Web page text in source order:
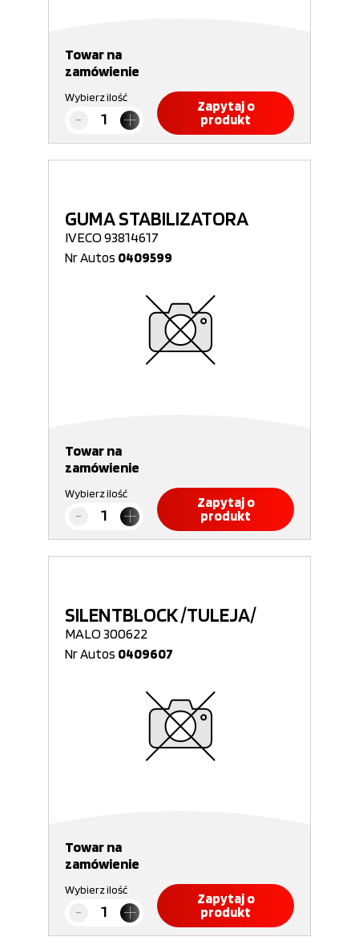
Towar na
zamówienie
Wybierz ilość
Zapytaj o
produkt
GUMA STABILIZATORA
IVECO 93814617
Nr Autos 0409599
Towar na
zamówienie
Wybierz ilość
Zapytaj o
produkt
SILENTBLOCK /TULEJA/
MALO 300622
Nr Autos 0409607
Towar na
zamówienie
Wybierz ilość
Zapytaj o
produkt